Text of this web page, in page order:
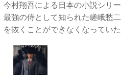
今村翔吾による日本の小説シリ
最強の侍として知られた嵯峨愁
を抜くことができなくなってい